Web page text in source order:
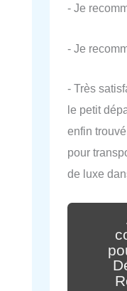
- Je
- Je
- Très
le petit
enfin
pour
de luxe